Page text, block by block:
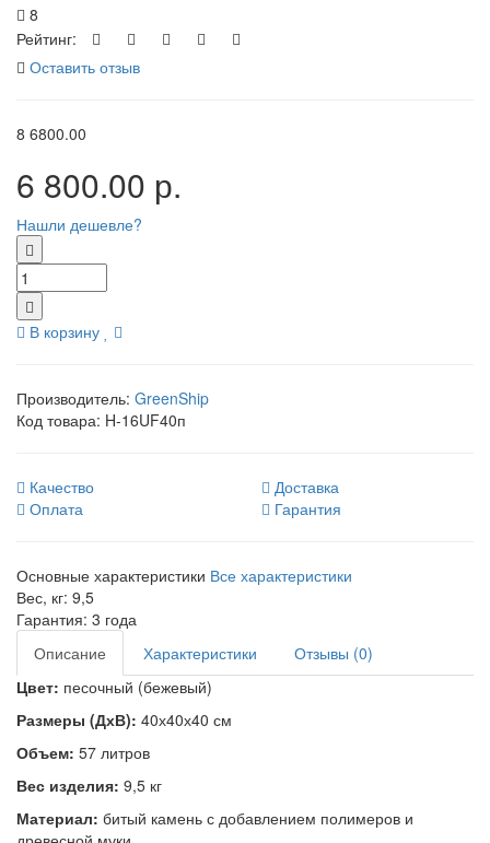
8
Рейтинг:
Оставить отзыв
8 6800.00
6 800.00 р.
Нашли дешевле?
В корзину
Производитель: GreenShip
Код товара: H-16UF40п
Качество
Доставка
Оплата
Гарантия
Основные характеристики Все характеристики
Вес, кг: 9,5
Гарантия: 3 года
Описание
Характеристики
Отзывы (0)
Цвет: песочный (бежевый)
Размеры (ДхВ): 40х40х40 см
Объем: 57 литров
Вес изделия: 9,5 кг
Материал: битый камень с добавлением полимеров и